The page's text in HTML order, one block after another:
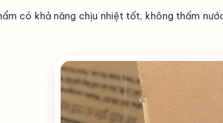
có khả năng chịu nhiệt tốt, không thấm